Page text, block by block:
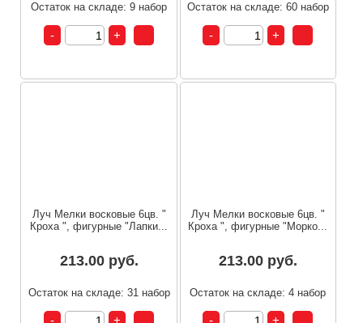
Остаток на складе: 9 набор Остаток на складе: 60 набор
Луч Мелки восковые 6цв. "
Кроха ", фигурные "Лапки...
213.00 руб.
Остаток на складе: 31 набор
Луч Мелки восковые 6цв. "
Кроха ", фигурные "Морко...
213.00 руб.
Остаток на складе: 4 набор